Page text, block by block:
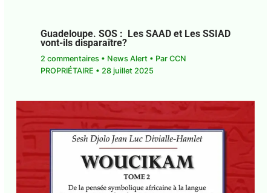
Guadeloupe. SOS : Les SAAD et Les SSIAD
vont-ils disparaître?
2 commentaires • News Alert• Par CCN
PROPRIÉTAIRE • 28 juillet 2025